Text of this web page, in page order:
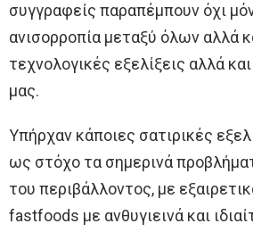
συγγραφείς παραπέμπουν όχι
ανισορροπία μεταξύ όλων αλλά
τεχνολογικές εξελίξεις αλλά
μας.
Υπήρχαν κάποιες σατιρικές
ως στόχο τα σημερινά
του περιβάλλοντος, με
fastfoods με ανθυγιεινά και